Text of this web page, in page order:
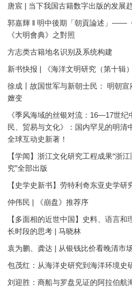
唐宸 | 当下我国古籍数字出版的发展
郭嘉輝 ‖ 明中後期「朝貢論述」——
《大明會典》之對照
方志类古籍地名识别及系统构建
新书快报 | 《海洋文明研究（第十辑）
徐成丨故国世军与新朝士民： 明朝
嬗变
《季风海域的丝银对流：16—17世
民、贸易与文化》：国内罕见的明清
全球互动史新著！
【学闻】浙江文化研究工程成果“浙
究”全部出版
【史学史新书】劳特利奇东亚史学研
仲伟民 | 《崩盘》推荐序
【多面相的近世中国】史料、语言
长时段的思考 | 马晓林
袁为鹏、龚达 | 从银钱比价看晚清市
包茂红：从海洋史研究到海洋环境史
刘迎胜：商船与罗盘见证的阿拉伯